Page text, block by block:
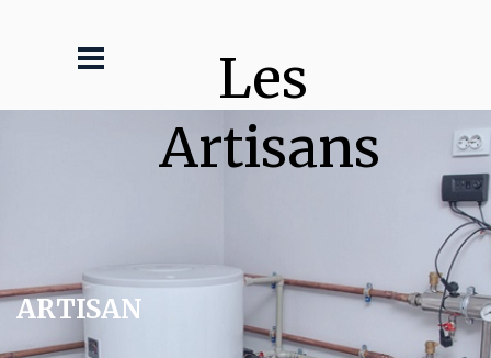
Les
Artisans
ARTISAN